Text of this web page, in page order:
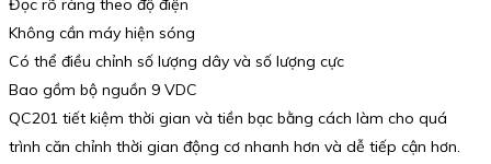
Đọc rõ ràng theo độ điện
Không cần máy hiện sóng
Có thể điều chỉnh số lượng dây và số lượng cực
Bao gồm bộ nguồn 9 VDC
QC201 tiết kiệm thời gian và tiền bạc bằng cách làm cho quá
trình căn chỉnh thời gian động cơ nhanh hơn và dễ tiếp cận hơn.